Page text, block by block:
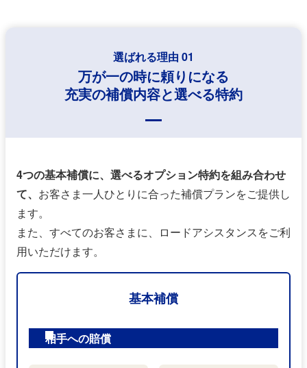
選ばれる理由 01
万が一の時に頼りになる
充実の補償内容と選べる特約
4つの基本補償に、選べるオプション特約を組み合わせ
て、 お客さま一人ひとりに合った補償プランをご提供し
ます。
また、すべてのお客さまに、ロードアシスタンスをご利
用いただけます。
基本補償
相手への賠償